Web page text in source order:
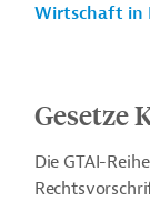
Wirtschaft in
Gesetze
Die GTAI-